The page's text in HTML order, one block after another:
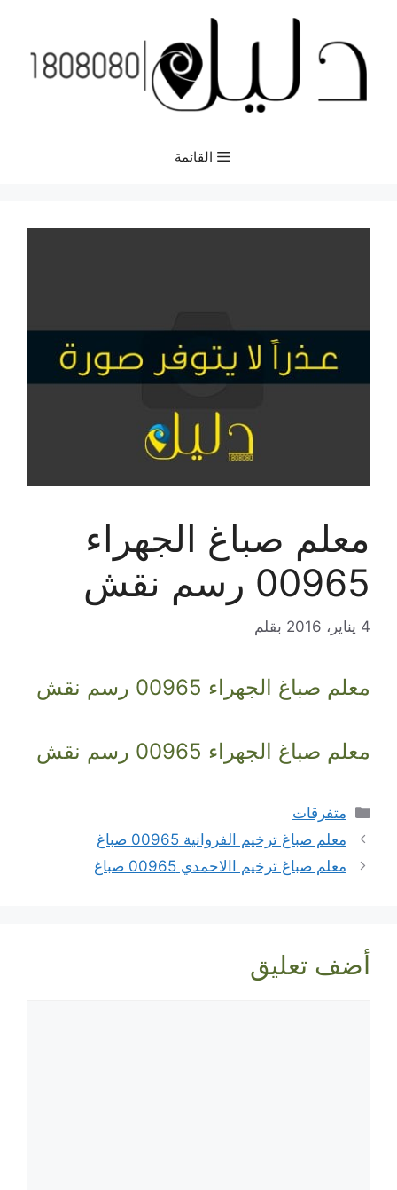
المحتوى
القائمة
معلم صباغ الجهراء
00965 رسم نقش
4 يناير، 2016 بقلم
معلم صباغ الجهراء 00965 رسم نقش
معلم صباغ الجهراء 00965 رسم نقش
التصنيفات
متفرقات
معلم صباغ ترخيم الفروانية 00965 صباغ
معلم صباغ ترخيم االاحمدي 00965 صباغ
أضف تعليق